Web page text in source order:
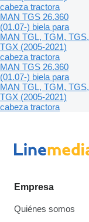
cabeza tractora
MAN TGS 26.360
(01.07-) biela para
MAN TGL, TGM, TGS,
TGX (2005-2021)
cabeza tractora
MAN TGS 26.360
(01.07-) biela para
MAN TGL, TGM, TGS,
TGX (2005-2021)
cabeza tractora
Empresa
Quiénes somos